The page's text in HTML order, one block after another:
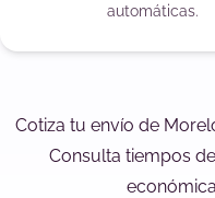
automáticas.
Cotiza tu envío de
Consulta tiempos